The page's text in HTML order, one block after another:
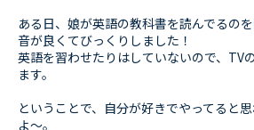
ある日、娘が英語の教科書を読んでるの
音が良くてびっくりしました！
英語を習わせたりはしていないので、TV
ます。
ということで、自分が好きでやってると
よ～。